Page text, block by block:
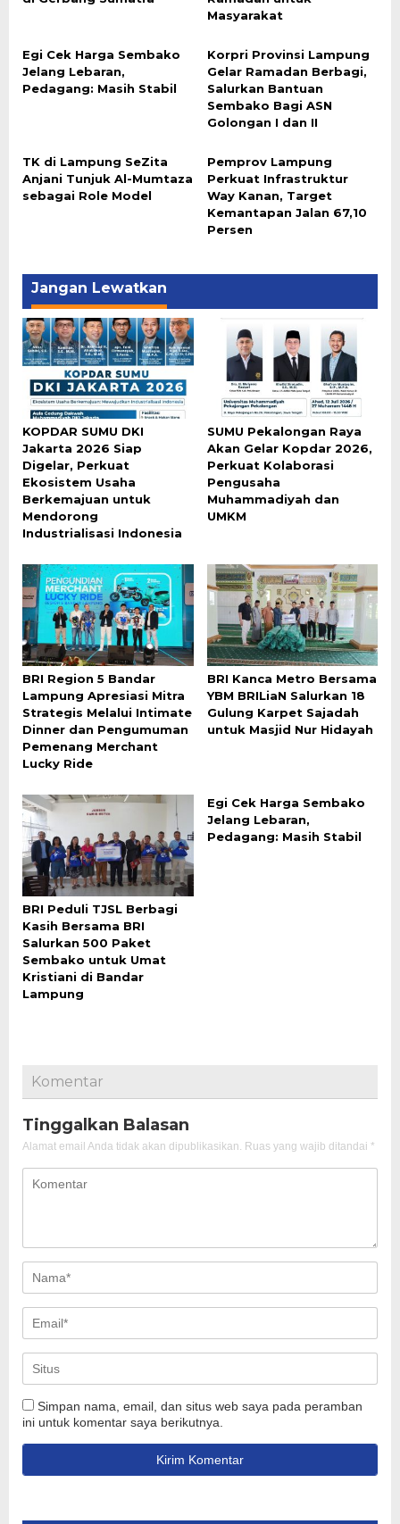
Masyarakat
Egi Cek Harga Sembako
Jelang Lebaran,
Pedagang: Masih Stabil
Korpri Provinsi Lampung
Gelar Ramadan Berbagi,
Salurkan Bantuan
Sembako Bagi ASN
Golongan I dan II
TK di Lampung SeZita
Anjani Tunjuk Al-Mumtaza
sebagai Role Model
Pemprov Lampung
Perkuat Infrastruktur
Way Kanan, Target
Kemantapan Jalan 67,10
Persen
Jangan Lewatkan
KOPDAR SUMU DKI
Jakarta 2026 Siap
Digelar, Perkuat
Ekosistem Usaha
Berkemajuan untuk
Mendorong
Industrialisasi Indonesia
SUMU Pekalongan Raya
Akan Gelar Kopdar 2026,
Perkuat Kolaborasi
Pengusaha
Muhammadiyah dan
UMKM
BRI Region 5 Bandar
Lampung Apresiasi Mitra
Strategis Melalui Intimate
Dinner dan Pengumuman
Pemenang Merchant
Lucky Ride
BRI Kanca Metro Bersama
YBM BRILiaN Salurkan 18
Gulung Karpet Sajadah
untuk Masjid Nur Hidayah
BRI Peduli TJSL Berbagi
Kasih Bersama BRI
Salurkan 500 Paket
Sembako untuk Umat
Kristiani di Bandar
Lampung
Egi Cek Harga Sembako
Jelang Lebaran,
Pedagang: Masih Stabil
Komentar
Tinggalkan Balasan
Alamat email Anda tidak akan dipublikasikan. Ruas yang wajib ditandai *
Simpan nama, email, dan situs web saya pada peramban
ini untuk komentar saya berikutnya.